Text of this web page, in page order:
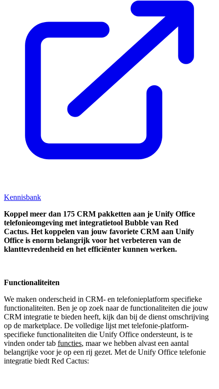
Kennisbank
Koppel meer dan 175 CRM pakketten aan je Unify Office
telefonieomgeving met integratietool Bubble van Red
Cactus. Het koppelen van jouw favoriete CRM aan Unify
Office is enorm belangrijk voor het verbeteren van de
klanttevredenheid en het efficiënter kunnen werken.
Functionaliteiten
We maken onderscheid in CRM- en telefonieplatform specifieke
functionaliteiten. Ben je op zoek naar de functionaliteiten die jouw
CRM integratie te bieden heeft, kijk dan bij de dienst omschrijving
op de marketplace. De volledige lijst met telefonie-platform-
specifieke functionaliteiten die Unify Office ondersteunt, is te
vinden onder tab functies, maar we hebben alvast een aantal
belangrijke voor je op een rij gezet. Met de Unify Office telefonie
integratie biedt Red Cactus: